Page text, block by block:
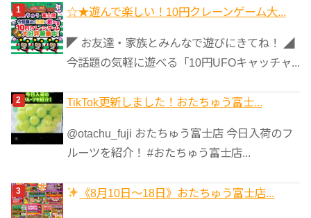
ゴ
リ
ー
☆★遊んで楽しい！10円クレーンゲーム大...
◤ お友達・家族とみんなで遊びにきてね！ ◢
今話題の気軽に遊べる「10円UFOキャッチャ...
TikTok更新しました！おたちゅう富士...
@otachu_fuji おたちゅう富士店 今日入荷のフ
ルーツを紹介！ #おたちゅう富士店...
《8月10日～18日》おたちゅう富士店...